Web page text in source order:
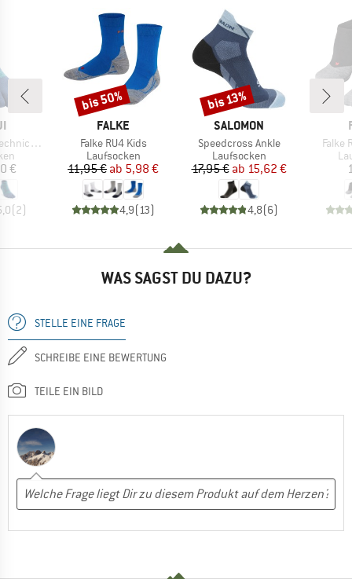
Crew
€
(2)
MARKE
FALKE
Artikel
Falke RU4 Kids
Produktgruppe
Laufsocken
Preis
11,95 € reduzierter Preis
ab 5,98 €
4,9(13)
Rabatt
bis 50%
MARKE
SALOMON
Artikel
Speedcross Ankle
Produktgruppe
Laufsocken
Preis
17,95 € reduzierter Preis
ab 15,62 €
4,8(6)
Rabatt
bis 13%
Artikel
Falke
WAS SAGST DU DAZU?
STELLE EINE FRAGE
SCHREIBE EINE BEWERTUNG
TEILE EIN BILD